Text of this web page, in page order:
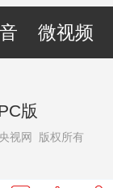
微视频
版
视网 版权所有